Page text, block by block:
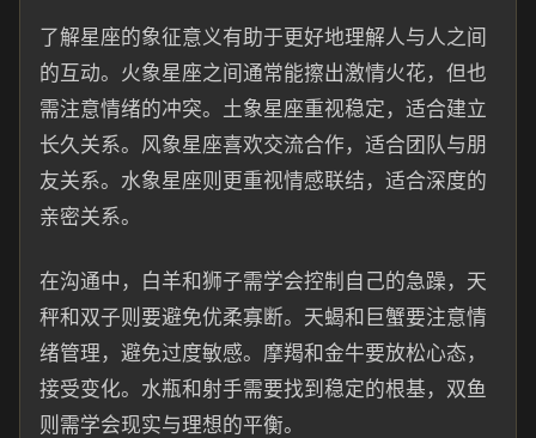
了解星座的象征意义有助于更好地理解人与人之间
的互动。火象星座之间通常能擦出激情火花，但也
需注意情绪的冲突。土象星座重视稳定，适合建立
长久关系。风象星座喜欢交流合作，适合团队与朋
友关系。水象星座则更重视情感联结，适合深度的
亲密关系。
在沟通中，白羊和狮子需学会控制自己的急躁，天
秤和双子则要避免优柔寡断。天蝎和巨蟹要注意情
绪管理，避免过度敏感。摩羯和金牛要放松心态，
接受变化。水瓶和射手需要找到稳定的根基，双鱼
则需学会现实与理想的平衡。